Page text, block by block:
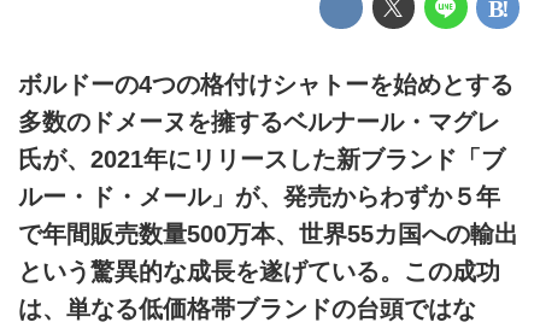
ボルドーの4つの格付けシャトーを始めとする
多数のドメーヌを擁するベルナール・マグレ
氏が、2021年にリリースした新ブランド「ブ
ルー・ド・メール」が、発売からわずか５年
で年間販売数量500万本、世界55カ国への輸出
という驚異的な成長を遂げている。この成功
は、単なる低価格帯ブランドの台頭ではな